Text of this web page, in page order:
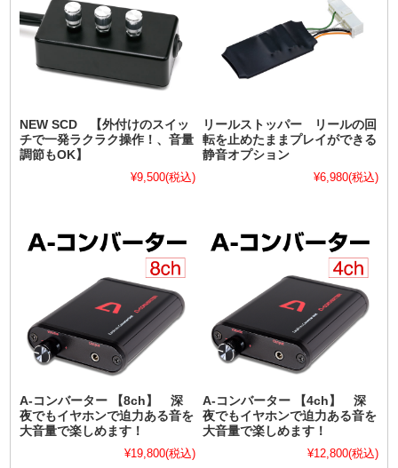
NEW SCD 【外付けのスイッ
チで一発ラクラク操作！、音量
調節もOK】
¥9,500(税込)
リールストッパー リールの回
転を止めたままプレイができる
静音オプション
¥6,980(税込)
A-コンバーター 【8ch】 深
夜でもイヤホンで迫力ある音を
大音量で楽しめます！
¥19,800(税込)
A-コンバーター 【4ch】 深
夜でもイヤホンで迫力ある音を
大音量で楽しめます！
¥12,800(税込)